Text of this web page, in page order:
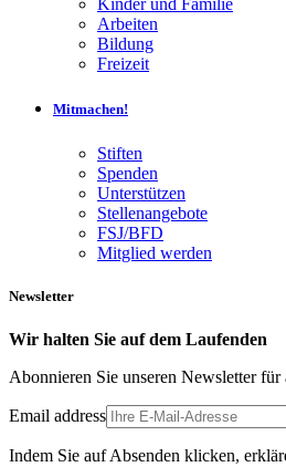
Kinder und Familie
Arbeiten
Bildung
Freizeit
Mitmachen!
Stiften
Spenden
Unterstützen
Stellenangebote
FSJ/BFD
Mitglied werden
Newsletter
Wir halten Sie auf dem Laufenden
Abonnieren Sie unseren Newsletter
Email address
Indem Sie auf Absenden klicken,